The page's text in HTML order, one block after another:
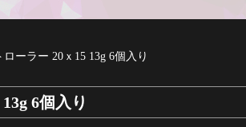
ーラー 20ｘ15 13g 6個入り
6個入り